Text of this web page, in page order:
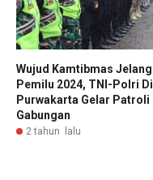
Wujud Kamtibmas Jelang
Pemilu 2024, TNI-Polri Di
Purwakarta Gelar Patroli
Gabungan
2 tahun lalu